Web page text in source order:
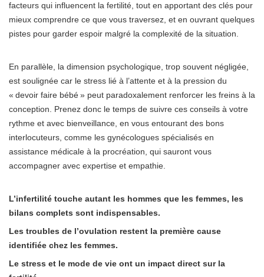
facteurs qui influencent la fertilité, tout en apportant des clés pour
mieux comprendre ce que vous traversez, et en ouvrant quelques
pistes pour garder espoir malgré la complexité de la situation.
En parallèle, la dimension psychologique, trop souvent négligée,
est soulignée car le stress lié à l’attente et à la pression du
« devoir faire bébé » peut paradoxalement renforcer les freins à la
conception. Prenez donc le temps de suivre ces conseils à votre
rythme et avec bienveillance, en vous entourant des bons
interlocuteurs, comme les gynécologues spécialisés en
assistance médicale à la procréation, qui sauront vous
accompagner avec expertise et empathie.
L’infertilité touche autant les hommes que les femmes, les
bilans complets sont indispensables.
Les troubles de l’ovulation restent la première cause
identifiée chez les femmes.
Le stress et le mode de vie ont un impact direct sur la